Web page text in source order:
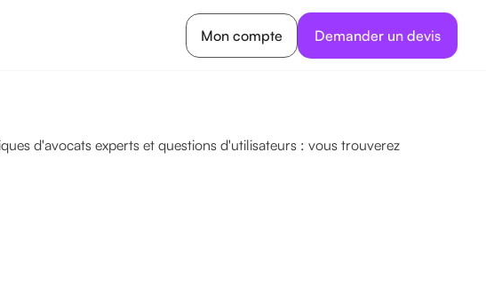
Mon compte Demander un devis
d'avocats experts et questions d'utilisateurs : vous trouverez